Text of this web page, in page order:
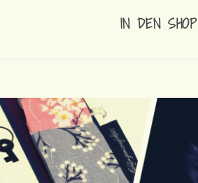
IN DEN SHOP